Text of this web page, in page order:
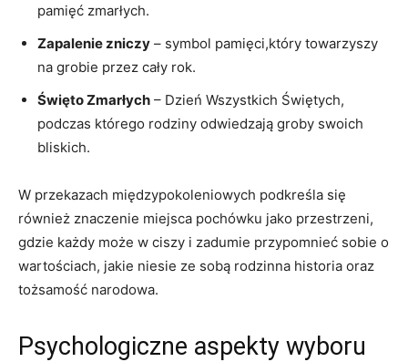
pamięć zmarłych.
Zapalenie zniczy – symbol pamięci,który towarzyszy
na grobie przez cały rok.
Święto Zmarłych – Dzień Wszystkich Świętych,
podczas którego rodziny odwiedzają groby swoich
bliskich.
W przekazach międzypokoleniowych podkreśla się
również znaczenie miejsca pochówku jako przestrzeni,
gdzie każdy może w ciszy i zadumie przypomnieć sobie o
wartościach, jakie niesie ze sobą rodzinna historia oraz
tożsamość narodowa.
Psychologiczne aspekty wyboru